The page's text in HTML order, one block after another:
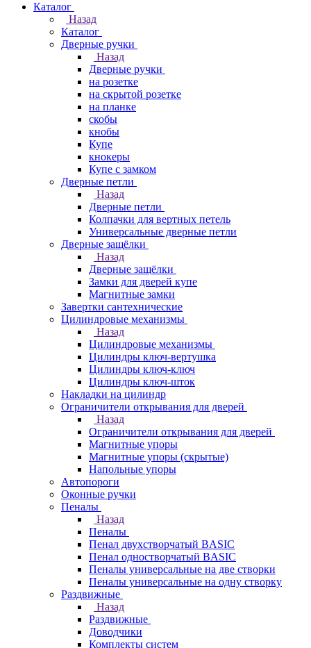
Каталог
Назад
Каталог
Дверные ручки
Назад
Дверные ручки
на розетке
на скрытой розетке
на планке
скобы
кнобы
Купе
кнокеры
Купе с замком
Дверные петли
Назад
Дверные петли
Колпачки для вертных петель
Универсальные дверные петли
Дверные защёлки
Назад
Дверные защёлки
Замки для дверей купе
Магнитные замки
Завертки сантехнические
Цилиндровые механизмы
Назад
Цилиндровые механизмы
Цилиндры ключ-вертушка
Цилиндры ключ-ключ
Цилиндры ключ-шток
Накладки на цилиндр
Ограничители открывания для дверей
Назад
Ограничители открывания для дверей
Магнитные упоры
Магнитные упоры (скрытые)
Напольные упоры
Автопороги
Оконные ручки
Пеналы
Назад
Пеналы
Пенал двухстворчатый BASIC
Пенал одностворчатый BASIC
Пеналы универсальные на две створки
Пеналы универсальные на одну створку
Раздвижные
Назад
Раздвижные
Доводчики
Комплекты систем